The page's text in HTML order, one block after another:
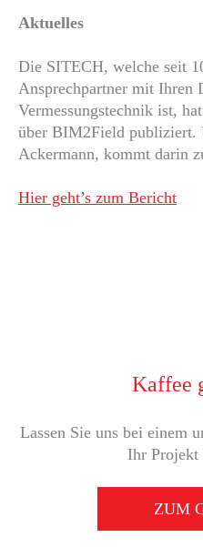
Aktuelles
Die SITECH, welche seit
Ansprechpartner mit Ihren
Vermessungstechnik ist,
über BIM2Field publiziert.
Ackermann, kommt darin
Hier geht’s zum Bericht
Kaffee
Lassen Sie uns bei einem
Ihr Projekt
ZUM